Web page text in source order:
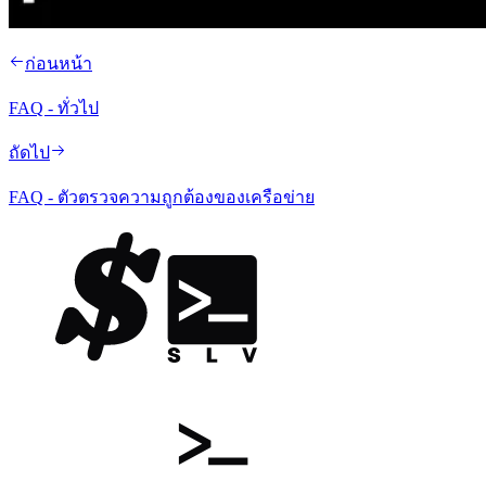
ก่อนหน้า
FAQ - ทั่วไป
ถัดไป
FAQ - ตัวตรวจความถูกต้องของเครือข่าย